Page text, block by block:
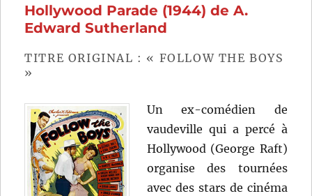
Hollywood Parade (1944) de A.
Edward Sutherland
TITRE ORIGINAL : « FOLLOW THE BOYS
»
Un ex-comédien de
vaudeville qui a percé à
Hollywood (George Raft)
organise des tournées
avec des stars de cinéma